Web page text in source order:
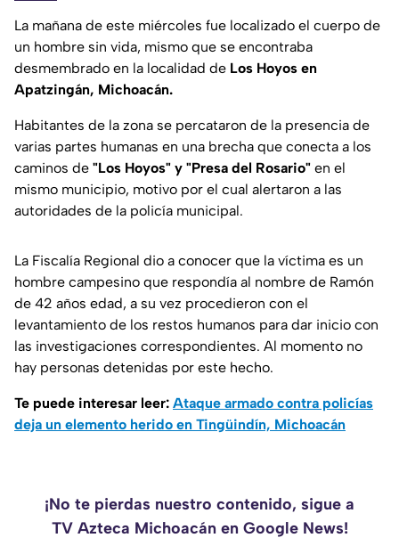
La mañana de este miércoles fue localizado el cuerpo de
un hombre sin vida, mismo que se encontraba
desmembrado en la localidad de Los Hoyos en
Apatzingán, Michoacán.
Habitantes de la zona se percataron de la presencia de
varias partes humanas en una brecha que conecta a los
caminos de "Los Hoyos" y "Presa del Rosario" en el
mismo municipio, motivo por el cual alertaron a las
autoridades de la policía municipal.
La Fiscalía Regional dio a conocer que la víctima es un
hombre campesino que respondía al nombre de Ramón
de 42 años edad, a su vez procedieron con el
levantamiento de los restos humanos para dar inicio con
las investigaciones correspondientes. Al momento no
hay personas detenidas por este hecho.
Te puede interesar leer: Ataque armado contra policías
deja un elemento herido en Tingüindín, Michoacán
¡No te pierdas nuestro contenido, sigue a
TV Azteca Michoacán en Google News!